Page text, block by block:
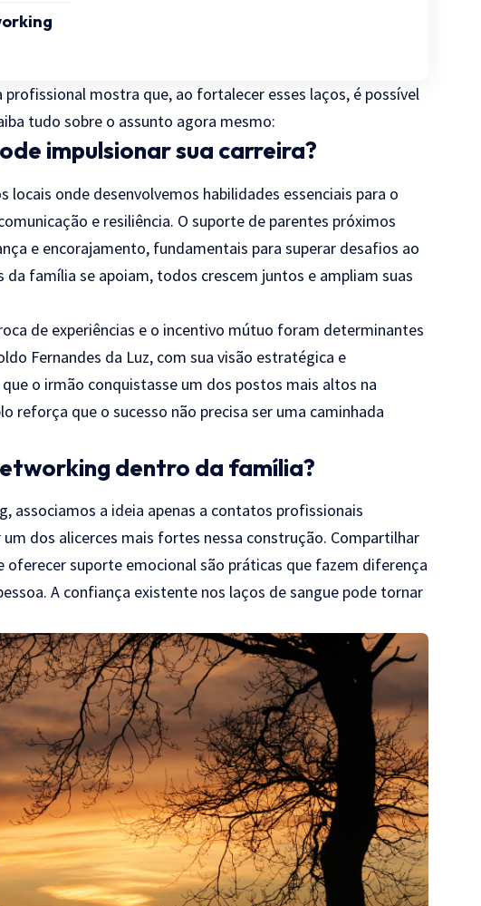
mostra que, ao fortalecer esses laços, é possível
tudo sobre o assunto agora mesmo:
impulsionar sua carreira?
onde desenvolvemos habilidades essenciais para o
e resiliência. O suporte de parentes próximos
e encorajamento, fundamentais para superar desafios ao
família se apoiam, todos crescem juntos e ampliam suas
de experiências e o incentivo mútuo foram determinantes
Fernandes da Luz, com sua visão estratégica e
o irmão conquistasse um dos postos mais altos na
reforça que o sucesso não precisa ser uma caminhada
dentro da família?
associamos a ideia apenas a contatos profissionais
dos alicerces mais fortes nessa construção. Compartilhar
suporte emocional são práticas que fazem diferença
A confiança existente nos laços de sangue pode tornar